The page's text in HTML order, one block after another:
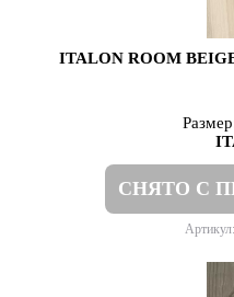
ITALON ROOM
СНЯТО С